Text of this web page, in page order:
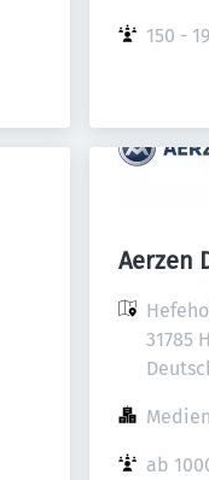
150 -
Aerzen
31785
ab